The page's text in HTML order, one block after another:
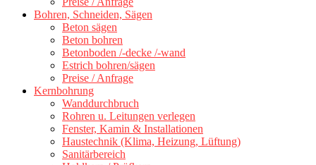
Bohren, Schneiden, Sägen
Beton sägen
Beton bohren
Betonboden /-decke /-wand
Estrich bohren/sägen
Preise / Anfrage
Kernbohrung
Wanddurchbruch
Rohren u. Leitungen verlegen
Fenster, Kamin & Installationen
Haustechnik (Klima, Heizung, Lüftung)
Sanitärbereich